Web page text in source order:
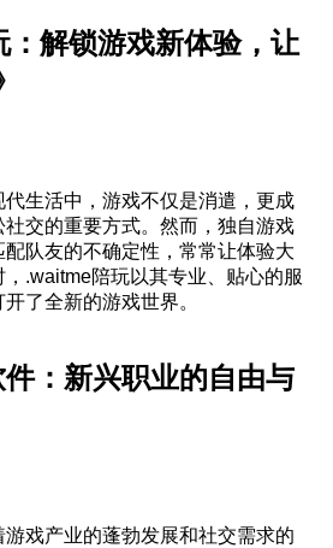
：解锁游戏新体验，让
代生活中，游戏不仅是消遣，更成
社交的重要方式。然而，独自游戏
配队友的不确定性，常常让体验大
.waitme陪玩以其专业、贴心的服
了全新的游戏世界。
：新兴职业的自由与
戏产业的蓬勃发展和社交需求的